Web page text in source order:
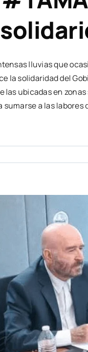
lluvias que
la solidaridad del
ubicadas en
a las